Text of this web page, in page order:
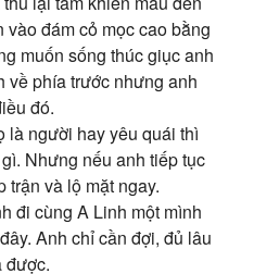
đám cỏ mọc cao bằng
muốn sống thúc giục anh
về phía trước nhưng anh
đó.
là người hay yêu quái thì
Nhưng nếu anh tiếp tục
trận và lộ mặt ngay.
đi cùng A Linh một mình
Anh chỉ cần đợi, đủ lâu
được.